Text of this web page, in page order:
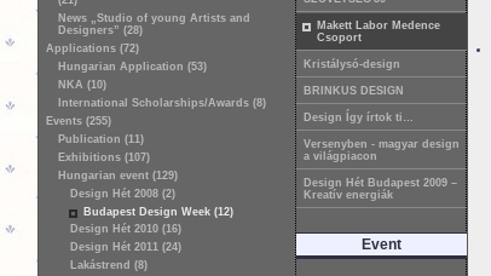
News „Studio of young Artists and
Designers” (28)
Applications (72)
Hungarian Application (53)
NKA (10)
International Scholarships/Awards (8)
Events (255)
Publication (11)
Exhibitions (107)
Hungarian event (129)
Design Hét 2008 (2)
Budapest Design Week (12)
Design Hét 2010 (16)
Design Hét 2011 (24)
Lakástrend (8)
Makett Labor Medence
Csoport
Kristálysó-design
BRINKUS DESIGN
Design Így írtok ti…
Versenyben - magyar design
a világpiacon
Design Hét Budapest 2009 –
Kreatív energiák
Event